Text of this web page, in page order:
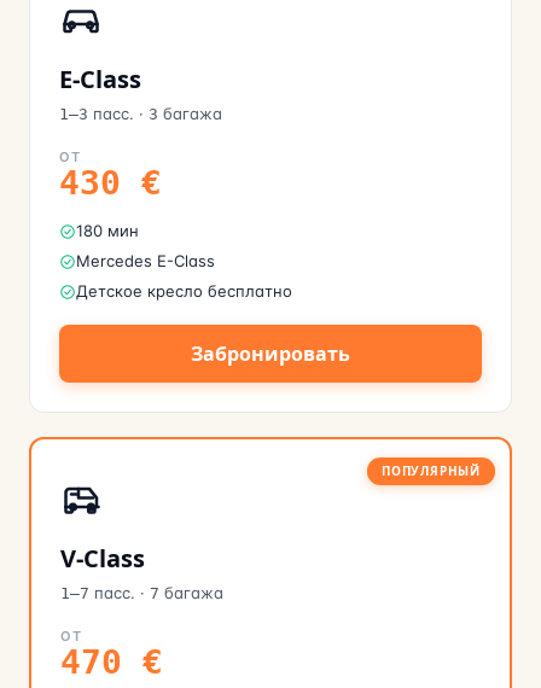
E-Class
1–3 пасс. · 3 багажа
ОТ
430 €
180 мин
Mercedes E-Class
Детское кресло бесплатно
Забронировать
ПОПУЛЯРНЫЙ
V-Class
1–7 пасс. · 7 багажа
ОТ
470 €